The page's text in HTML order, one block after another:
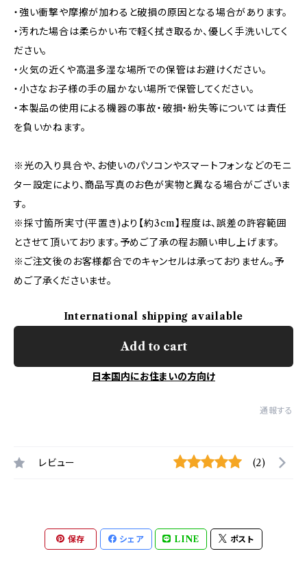
・強い衝撃や摩擦が加わると破損の原因となる場合があります。
・汚れた場合は柔らかい布で軽く拭き取るか、優しく手洗いしてく
ださい。
・火気の近くや高温多湿な場所での保管はお避けください。
・小さなお子様の手の届かない場所で保管してください。
・本製品の使用による機器の事故・破損・紛失等については責任
を負いかねます。
※光の入り具合や、お使いのパソコンやスマートフォンなどのモニ
ター設定により、商品写真のお色が実物と異なる場合がございま
す。
※採寸箇所実寸(平置き)より【約3cm】程度は、誤差の許容範囲
とさせて頂いております。予めご了承の程お願い申し上げます。
※ご注文後のお客様都合でのキャンセルは承っておりません。予
めご了承くださいませ。
International shipping available
Add to cart
日本国内にお住まいの方向け
通報する
レビュー (2)
保存 シェア LINE ポスト